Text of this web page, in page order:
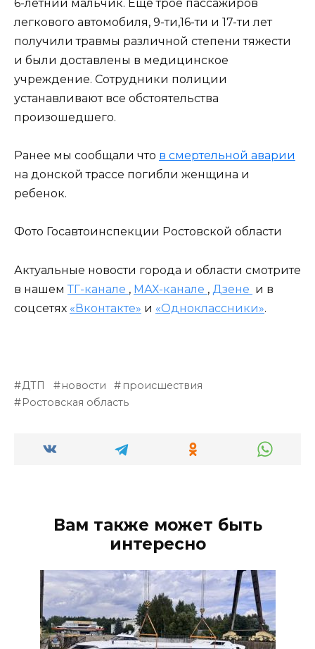
6-летний мальчик. Еще трое пассажиров
легкового автомобиля, 9-ти,16-ти и 17-ти лет
получили травмы различной степени тяжести
и были доставлены в медицинское
учреждение. Сотрудники полиции
устанавливают все обстоятельства
произошедшего.
Ранее мы сообщали что в смертельной аварии
на донской трассе погибли женщина и
ребенок.
Фото Госавтоинспекции Ростовской области
Актуальные новости города и области смотрите
в нашем ТГ-канале , МАХ-канале , Дзене и в
соцсетях «Вконтакте» и «Одноклассники».
ДТП новости
происшествия
Ростовская область
Вам также может быть
интересно